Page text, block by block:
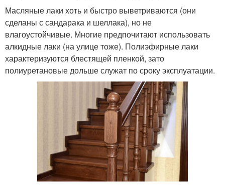
Масляные лаки хоть и быстро выветриваются (они
сделаны с сандарака и шеллака), но не
влагоустойчивые. Многие предпочитают использовать
алкидные лаки (на улице тоже). Полиэфирные лаки
характеризуются блестящей пленкой, зато
полиуретановые дольше служат по сроку эксплуатации.